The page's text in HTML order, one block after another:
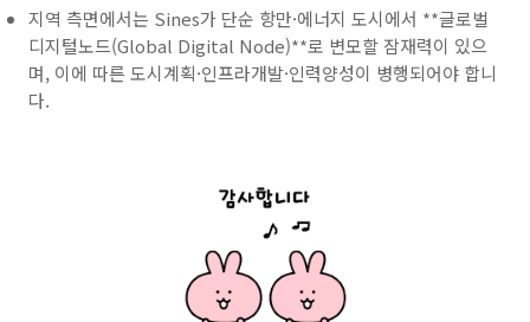
지역 측면에서는 Sines가 단순 항만·에너지 도시에서 **글로벌
디지털노드(Global Digital Node)**로 변모할 잠재력이 있으
며, 이에 따른 도시계획·인프라개발·인력양성이 병행되어야 합니
다.